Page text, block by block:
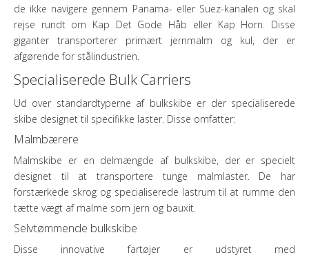
de ikke navigere gennem Panama- eller Suez-kanalen og skal
rejse rundt om Kap Det Gode Håb eller Kap Horn. Disse
giganter transporterer primært jernmalm og kul, der er
afgørende for stålindustrien.
Specialiserede Bulk Carriers
Ud over standardtyperne af bulkskibe er der specialiserede
skibe designet til specifikke laster. Disse omfatter:
Malmbærere
Malmskibe er en delmængde af bulkskibe, der er specielt
designet til at transportere tunge malmlaster. De har
forstærkede skrog og specialiserede lastrum til at rumme den
tætte vægt af malme som jern og bauxit.
Selvtømmende bulkskibe
Disse innovative fartøjer er udstyret med